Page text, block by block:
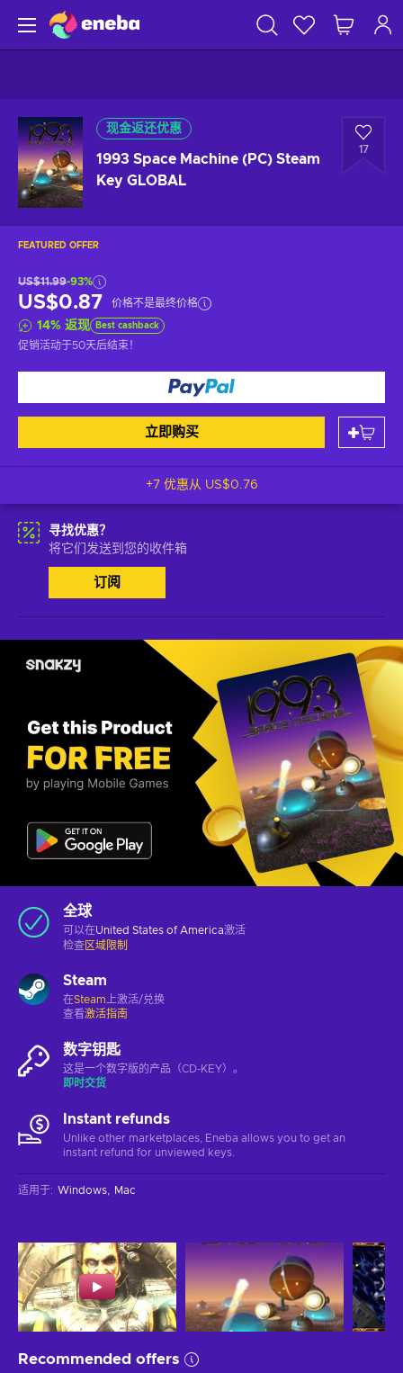
现金返还优惠
1993 Space Machine (PC) Steam
Key GLOBAL
17
FEATURED OFFER
US$11.99-93%
US$0.87 价格不是最终价格
14% 返现 Best cashback
促销活动于50天后结束！
立即购买
+7 优惠从 US$0.76
寻找优惠？
将它们发送到您的收件箱
订阅
全球
可以在United States of America激活
检查 区域限制
Steam
在Steam 上激活/兑换
查看激活指南
数字钥匙
这是一个数字版的产品（CD-KEY）。
即时交货
Instant refunds
Unlike other marketplaces, Eneba allows you to get an
instant refund for unviewed keys.
适用于: Windows Mac
Recommended offers